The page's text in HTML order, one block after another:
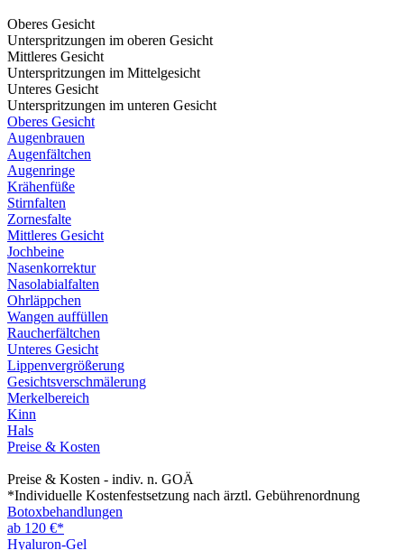
Oberes Gesicht
Unterspritzungen im oberen Gesicht
Mittleres Gesicht
Unterspritzungen im Mittelgesicht
Unteres Gesicht
Unterspritzungen im unteren Gesicht
Oberes Gesicht
Augenbrauen
Augenfältchen
Augenringe
Krähenfüße
Stirnfalten
Zornesfalte
Mittleres Gesicht
Jochbeine
Nasenkorrektur
Nasolabialfalten
Ohrläppchen
Wangen auffüllen
Raucherfältchen
Unteres Gesicht
Lippenvergrößerung
Gesichtsverschmälerung
Merkelbereich
Kinn
Hals
Preise & Kosten
Preise & Kosten - indiv. n. GOÄ
*Individuelle Kostenfestsetzung nach ärztl. Gebührenordnung
Botoxbehandlungen
ab 120 €*
Hyaluron-Gel